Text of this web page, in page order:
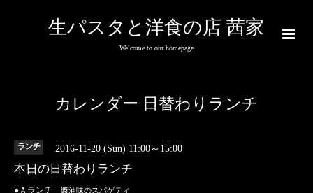
生パスタと洋食の店 茜家
Welcome to our homepage
カレンダー 日替わりランチ
ランチ 2016-11-20 (Sun) 11:00～15:00
本日の日替わりランチ
●Ａランチ 醬油味のスパゲティ